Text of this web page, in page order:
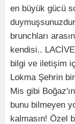
en büyük gücü
brunchları
kendisi..
bilgi ve iletişim
Lokma Şehrin
Mis gibi
bunu bilmeyen
kalmasın! Özel